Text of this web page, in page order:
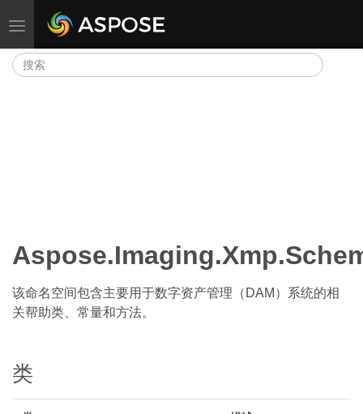
切换导航
该命名空间包含主要用于数字资产管理（DAM）系统的相
关帮助类、常量和方法。
类